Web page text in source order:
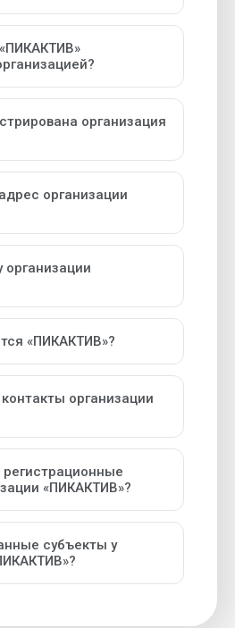
организация
организации
«ПИКАКТИВ»?
организации
«ПИКАКТИВ»?
субъекты у